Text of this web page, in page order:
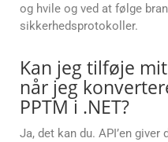
og hvile og ved at følge
sikkerhedsprotokoller.
Kan jeg tilføje
når jeg
PPTM i .NET?
Ja, det kan du. API’en